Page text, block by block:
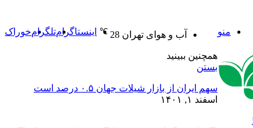
خوراکتلگراماینستاگرام آب و هوای تهران 28
℃ منو
همچنین ببینید
بستن
سهم ایران از بازار شیلات جهان ۰.۵ درصد است
اسفند ۱, ۱۴۰۱